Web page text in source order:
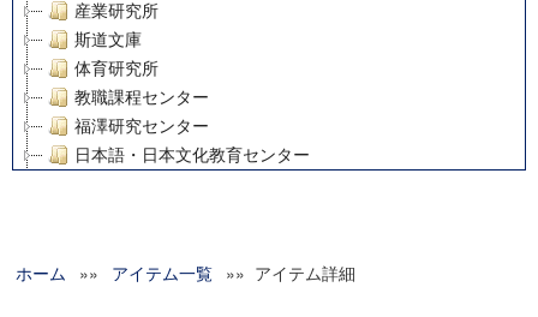
産業研究所
斯道文庫
体育研究所
教職課程センター
福澤研究センター
日本語・日本文化教育センター
グローバルリサーチインスティテュート
ホーム »» アイテム一覧 »» アイテム詳細